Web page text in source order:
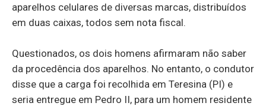
aparelhos celulares de diversas marcas, distribuídos
em duas caixas, todos sem nota fiscal.
Questionados, os dois homens afirmaram não saber
da procedência dos aparelhos. No entanto, o condutor
disse que a carga foi recolhida em Teresina (PI) e
seria entregue em Pedro II, para um homem residente